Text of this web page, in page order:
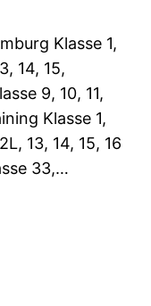
Klasse 1,
14, 15,
9, 10, 11,
Klasse 1,
13, 14, 15, 16
33,…